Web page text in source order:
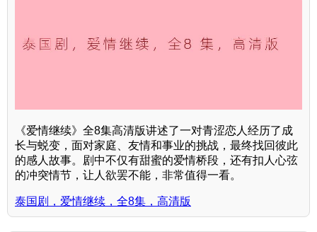
《爱情继续》全8集高清版讲述了一对青涩恋人经历了成
长与蜕变，面对家庭、友情和事业的挑战，最终找回彼此
的感人故事。剧中不仅有甜蜜的爱情桥段，还有扣人心弦
的冲突情节，让人欲罢不能，非常值得一看。
泰国剧，爱情继续，全8集，高清版